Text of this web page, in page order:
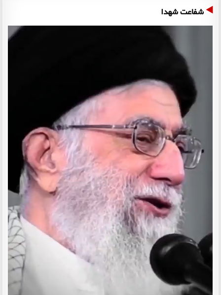
شفاعت شهدا